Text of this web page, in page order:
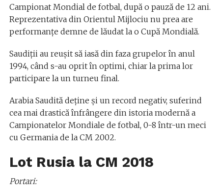
Campionat Mondial de fotbal, după o pauză de 12 ani.
Reprezentativa din Orientul Mijlociu nu prea are
performanțe demne de lăudat la o Cupă Mondială.
Saudiții au reușit să iasă din faza grupelor în anul
1994, când s-au oprit în optimi, chiar la prima lor
participare la un turneu final.
Arabia Saudită deține și un record negativ, suferind
cea mai drastică înfrângere din istoria modernă a
Campionatelor Mondiale de fotbal, 0-8 într-un meci
cu Germania de la CM 2002.
Lot Rusia la CM 2018
Portari: